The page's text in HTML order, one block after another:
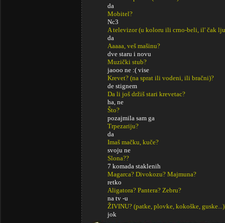
da
Mobitel?
Nc3
A televizor (u koloru ili crno-beli, il' čak
da
Aaaaa, veš mašinu?
dve staru i novu
Muzički stub?
jaooo ne :( vise
Krevet? (na sprat ili vodeni, ili bračni)?
de stignem
Da li još držiš stari krevetac?
ha, ne
Što?
pozajmila sam ga
Trpezariju?
da
Imaš mačku, kuče?
svoju ne
Slona??
7 komada staklenih
Magarca? Divokozu? Majmuna?
retko
Aligatora? Pantera? Zebru?
na tv -u
ŽIVINU? (patke, plovke, kokoške,
jok